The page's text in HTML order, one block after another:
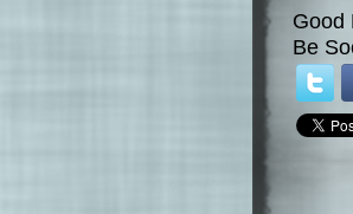
Good
Be